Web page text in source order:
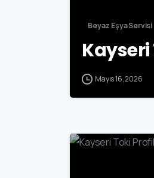
Beyaz Eşya Servisi
Kayseri
Mayıs 16, 2026